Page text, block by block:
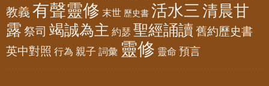
教義 有聲靈修 末世 歷史書 活水三清晨甘
露 祭司 竭誠為主 約瑟 聖經誦讀 舊約歷史書
英中對照 行為 親子 詞彙 靈修 靈命 預言